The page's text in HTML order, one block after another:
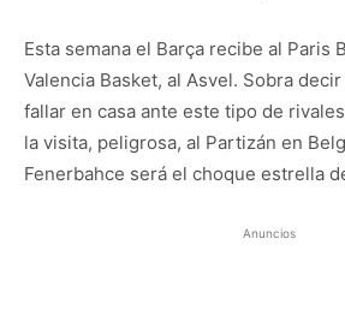
Esta semana el Barça recibe al Paris
Valencia Basket, al Asvel. Sobra
fallar en casa ante este tipo de
la visita, peligrosa, al Partizán en
Fenerbahce será el choque estrella
Anuncios